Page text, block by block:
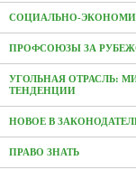
СОЦИАЛЬНО-
ПРОФСОЮЗЫ ЗА
УГОЛЬНАЯ ОТРАСЛЬ:
ТЕНДЕНЦИИ
НОВОЕ В
ПРАВО ЗНАТЬ